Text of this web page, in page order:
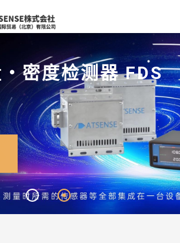
密度检测器 FDS